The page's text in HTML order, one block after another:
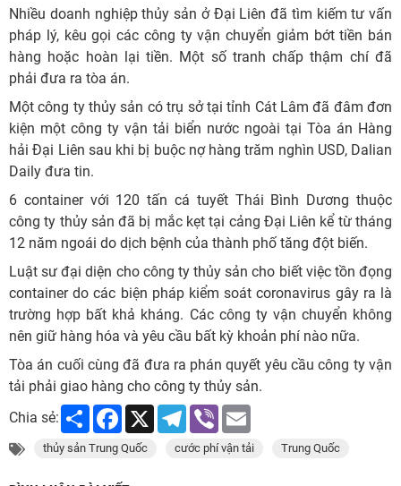
Nhiều doanh nghiệp thủy sản ở Đại Liên đã tìm kiếm tư vấn
pháp lý, kêu gọi các công ty vận chuyển giảm bớt tiền bán
hàng hoặc hoàn lại tiền. Một số tranh chấp thậm chí đã
phải đưa ra tòa án.
Một công ty thủy sản có trụ sở tại tỉnh Cát Lâm đã đâm đơn
kiện một công ty vận tải biển nước ngoài tại Tòa án Hàng
hải Đại Liên sau khi bị buộc nợ hàng trăm nghìn USD, Dalian
Daily đưa tin.
6 container với 120 tấn cá tuyết Thái Bình Dương thuộc
công ty thủy sản đã bị mắc kẹt tại cảng Đại Liên kể từ tháng
12 năm ngoái do dịch bệnh của thành phố tăng đột biến.
Luật sư đại diện cho công ty thủy sản cho biết việc tồn đọng
container do các biện pháp kiểm soát coronavirus gây ra là
trường hợp bất khả kháng. Các công ty vận chuyển không
nên giữ hàng hóa và yêu cầu bất kỳ khoản phí nào nữa.
Tòa án cuối cùng đã đưa ra phán quyết yêu cầu công ty vận
tải phải giao hàng cho công ty thủy sản.
Chia sẻ:
Share Facebook
X Telegram
Viber
thủy sản Trung Quốc cước phí vận tải Trung Quốc